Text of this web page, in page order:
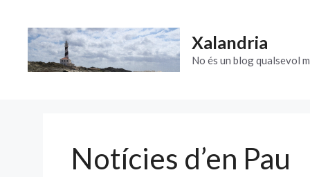
contingut
Xalandria
No és un blog qualsevol
Notícies d’en Pau